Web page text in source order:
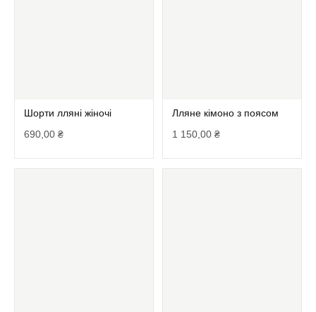
Шорти лляні жіночі
690,00 ₴
Лляне кімоно з поясом
1 150,00₴